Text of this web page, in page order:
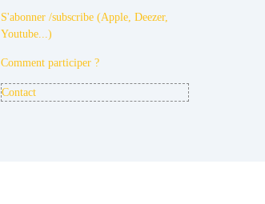
S'abonner /subscribe (Apple, Deezer,
Youtube...)
Comment participer ?
Contact